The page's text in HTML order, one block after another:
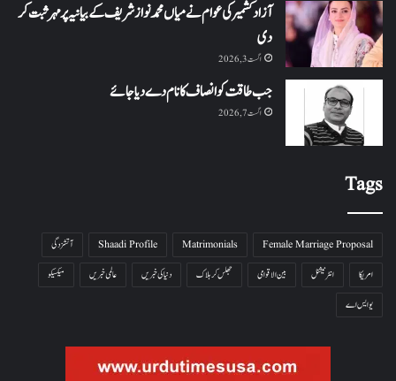
آزاد کشمیر کی عوام نے میاں محمد نواز شریف کے بیانیہ پر مہر ثبت کر
دی
اگست 3, 2026
جب طاقت کو انصاف کا نام دے دیا جائے
اگست 7, 2026
Tags
Female Marriage Proposal
Matrimonials
Shaadi Profile
آتشزدگی
امریکا
انٹرنیشنل بین الاقوامی جھلس کر ہلاک دنیا کی خبریں عالمی خبریں
میکسیکو
یو ایس اے